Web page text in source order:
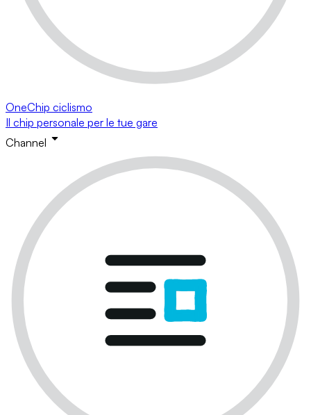
OneChip ciclismo
Il chip personale per le tue gare
Channel